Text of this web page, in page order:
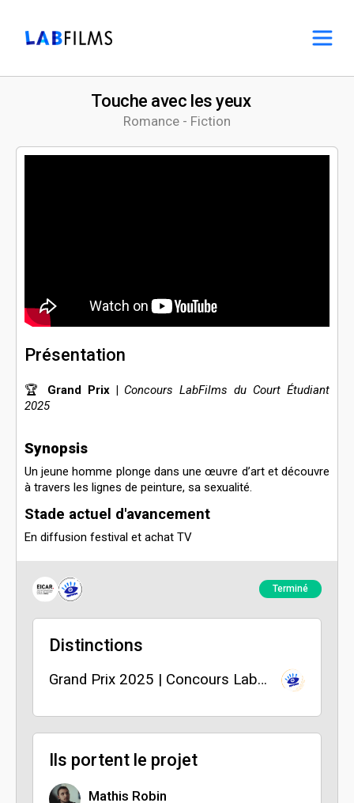
Romance - Fiction
Touche avec les yeux
Présentation
🏆 Grand Prix| Concours LabFilms du Court Étudiant
2025
Synopsis
Un jeune homme plonge dans une œuvre d’art et découvre
à travers les lignes de peinture, sa sexualité.
Stade actuel d'avancement
En diffusion festival et achat TV
Terminé
Distinctions
Grand Prix 2025 | Concours LabFilms du Court Étudiant
Ils portent le projet
Mathis Robin